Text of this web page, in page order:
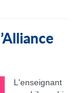
L'enseignant